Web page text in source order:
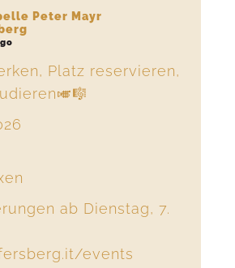
Peter Mayr
Platz reservieren,
ab Dienstag, 7.
events